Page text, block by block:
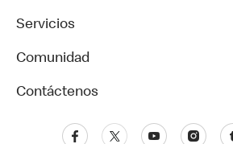
Servicios
Comunidad
Contáctenos